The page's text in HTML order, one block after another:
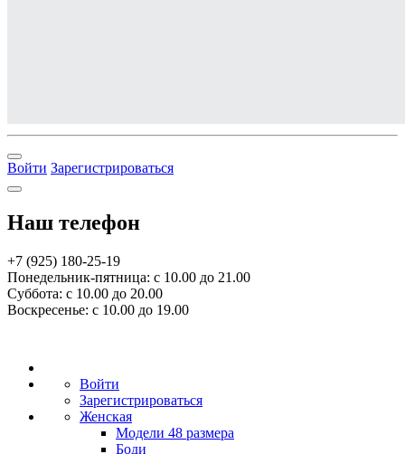
Войти Зарегистрироваться
Наш телефон
+7 (925) 180-25-19
Понедельник-пятница: с 10.00 до 21.00
Суббота: с 10.00 до 20.00
Воскресенье: с 10.00 до 19.00
Войти
Зарегистрироваться
Женская
Модели 48 размера
Боди